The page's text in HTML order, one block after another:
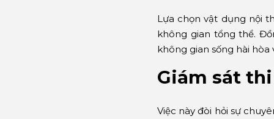
Lựa chọn vật dụng nội
không gian tổng thể.
không gian sống hài hòa
Giám sát
Việc này đòi hỏi sự